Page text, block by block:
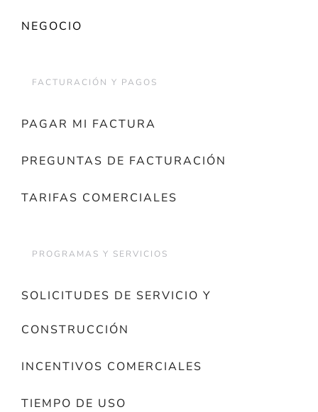
NEGOCIO
FACTURACIÓN Y PAGOS
PAGAR MI FACTURA
PREGUNTAS DE FACTURACIÓN
TARIFAS COMERCIALES
PROGRAMAS Y SERVICIOS
SOLICITUDES DE SERVICIO Y
CONSTRUCCIÓN
INCENTIVOS COMERCIALES
TIEMPO DE USO